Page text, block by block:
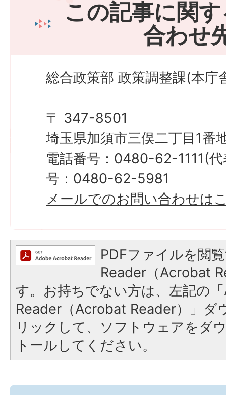
この記事に関
合わせ
総合政策部 政策調整課(本庁
〒 347-8501
埼玉県加須市三俣二丁目1番
電話番号：0480-62-1111(
号：0480-62-5981
メールでのお問い合わせは
PDFファイルを閲
Reader（Acrobat
す。お持ちでない方は、左記の
Reader（Acrobat Reader）」ダ
リックして、ソフトウェアをダ
トールしてください。